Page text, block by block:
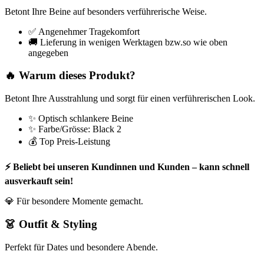
Betont Ihre Beine auf besonders verführerische Weise.
✅ Angenehmer Tragekomfort
🚚 Lieferung in wenigen Werktagen bzw.so wie oben
angegeben
🔥 Warum dieses Produkt?
Betont Ihre Ausstrahlung und sorgt für einen verführerischen Look.
✨ Optisch schlankere Beine
✨ Farbe/Grösse: Black 2
💰 Top Preis-Leistung
⚡ Beliebt bei unseren Kundinnen und Kunden – kann schnell
ausverkauft sein!
💎 Für besondere Momente gemacht.
👗 Outfit & Styling
Perfekt für Dates und besondere Abende.